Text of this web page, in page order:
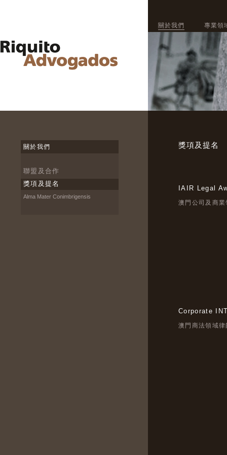
關於我們 專業領
關於我們
聯盟及合作
獎項及提名
Alma Mater Conimbrigensis
獎項及提名
IAIR Legal
澳門公司及商
Corporate
澳門商法領域